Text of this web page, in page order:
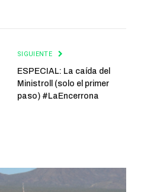
SIGUIENTE
ESPECIAL: La caída del
Ministroll (solo el primer
paso) #LaEncerrona